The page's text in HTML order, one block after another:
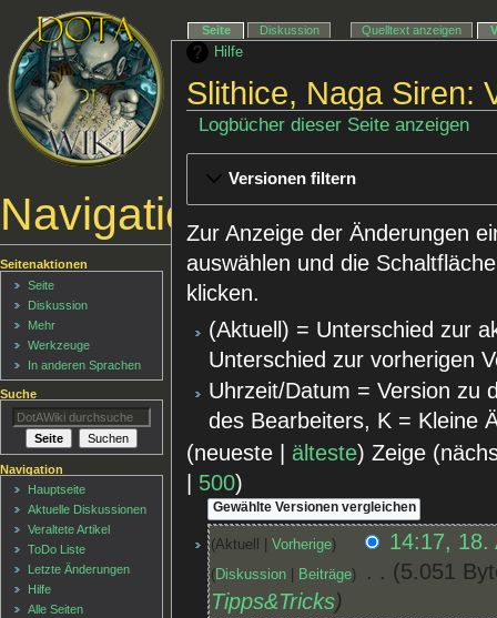
Hilfe
Slithice, Naga Siren:
Logbücher dieser Seite anzeigen
Versionen filtern
Zur Anzeige der Änderungen
auswählen und die
klicken.
(Aktuell) = Unterschied zur
Unterschied zur vorherigen
Uhrzeit/Datum = Version zu
des Bearbeiters, K = Kleine
(neueste | älteste) Zeige
| 500)
Aktuell Vorherige 14:17, 18.
Diskussion Beiträge
5.051
Tipps&Tricks
Navigationsmenü
Seite Diskussion Quelltext anzeigen
Seitenaktionen
Seite
Diskussion
Mehr
Werkzeuge
In anderen Sprachen
Suche
Navigation
Hauptseite
Aktuelle Diskussionen
Veraltete Artikel
ToDo Liste
Letzte Änderungen
Hilfe
Alle Seiten